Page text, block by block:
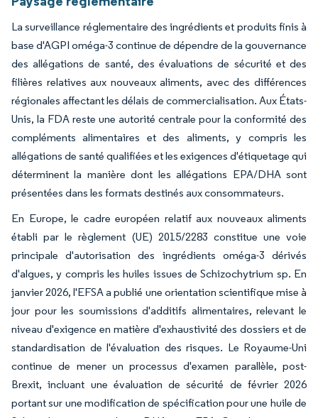
La surveillance réglementaire des ingrédients et produits finis à
base d'AGPI oméga-3 continue de dépendre de la gouvernance
des allégations de santé, des évaluations de sécurité et des
filières relatives aux nouveaux aliments, avec des différences
régionales affectant les délais de commercialisation. Aux États-
Unis, la FDA reste une autorité centrale pour la conformité des
compléments alimentaires et des aliments, y compris les
allégations de santé qualifiées et les exigences d'étiquetage qui
déterminent la manière dont les allégations EPA/DHA sont
présentées dans les formats destinés aux consommateurs.
En Europe, le cadre européen relatif aux nouveaux aliments
établi par le règlement (UE) 2015/2283 constitue une voie
principale d'autorisation des ingrédients oméga-3 dérivés
d'algues, y compris les huiles issues de Schizochytrium sp. En
janvier 2026, l'EFSA a publié une orientation scientifique mise à
jour pour les soumissions d'additifs alimentaires, relevant le
niveau d'exigence en matière d'exhaustivité des dossiers et de
standardisation de l'évaluation des risques. Le Royaume-Uni
continue de mener un processus d'examen parallèle, post-
Brexit, incluant une évaluation de sécurité de février 2026
portant sur une modification de spécification pour une huile de